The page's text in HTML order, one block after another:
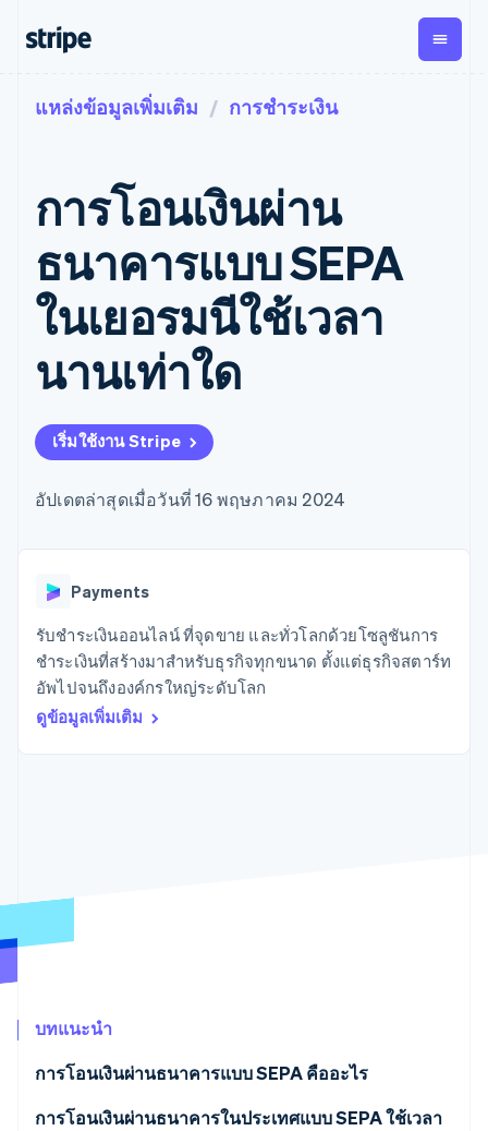
การชำระเงิน
การชำระเงิน
ออนไลน์
Payment links
การชำระเงิน
แบบไม่ต้อง
เขียนโค้ด
Checkout
UI การชำระ
Elements
องค์ประกอบ UI
วิธีการชำระ
เงิน
มากกว่า 125
Authorization
ยกระดับการ
ชำระเงิน
Link
รวดเร็วขึ้น
รายรับ
รายรับตาม
แบบแผนล่วง
หน้า
Metronome
การเรียกเก็บ
เงินตามการ
ใช้งาน
การชำระเงิน
ตามรอบบิล
การจัดการ
การชำระเงิน
ตามรอบบิล
Invoicing
ตามแบบแผน
ล่วงหน้า
Tax
ขายและ VAT
อัตโนมัติ
Revenue
ทำบัญชี
Sigma
รายงานที่
ออกแบบเอง
Data
ข้อมูล
การ
Global
เบิกจ่าย
บุคคลที่
สาม
การป้องกันการฉ้อโกง
Climate
ตามขั้น
ตามกรณีใช้งาน
การค้าแบบใช้เอเจนต์
อีคอมเมิร์ซ
บริการทางการเงินที่ผสาน
รวมในตัว
การทำงานอัตโนมัติด้าน
ธุรกิจทั่วโลก
การชำระเงินในแอป
มาร์เก็ตเพลส
การจัดการเงิน
แพลตฟอร์ม
บริษัท AI
แวดวงครีเอเตอร์
เกม
การบริการ การเดินทาง
ประกันภัย
เอกสารประกอบ
ไลบรารีและ SDK
Stripe Apps
คู่มือ
รับการชำระเงินออนไลน์
ติดตั้งใช้งานการชำระเงิน
สำเร็จรูป
มาร์เก็ตเพลส
จัดการการชำระเงินตาม
รอบบิล
เสนอการเรียกเก็บเงินตาม
การใช้งาน
แหล่งข้อมูล
การเชื่อมต่อการทำงาน
ตัวอย่างโค้ด
เรียนรู้
คู่มือ
การสนับสนุน
รับการสนับสนุน
แพ็กเกจการสนับสนุนที่ได้
รับการจัดการ
บริการเฉพาะทาง
การติดต่อ
แหล่งข้อมูลเพิ่มเติม การชำระเงิน
การโอนเงินผ่าน
ธนาคารแบบ SEPA
ในเยอรมนีใช้เวลา
นานเท่าใด
เริ่มใช้งาน Stripe
อัปเดตล่าสุดเมื่อวันที่ 16 พฤษภาคม 2024
Payments
รับชำระเงินออนไลน์ ที่จุดขาย และทั่วโลกด้วยโซลูชันการ
ชำระเงินที่สร้างมาสำหรับธุรกิจทุกขนาด ตั้งแต่ธุรกิจสตาร์ท
อัพไปจนถึงองค์กรใหญ่ระดับโลก
ดูข้อมูลเพิ่มเติม
บทแนะนำ
การโอนเงินผ่านธนาคารแบบ SEPA คืออะไร
การโอนเงินผ่านธนาคารในประเทศแบบ SEPA ใช้เวลา